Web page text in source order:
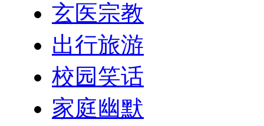
玄医宗教
出行旅游
校园笑话
家庭幽默